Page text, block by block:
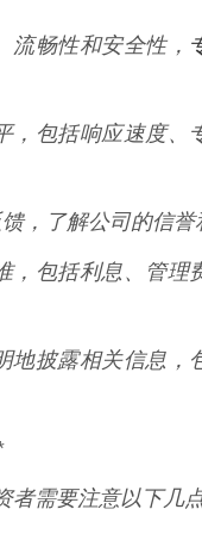
畅性和安全性，
包括响应速度、
，了解公司的信誉
包括利息、管理
披露相关信息，
需要注意以下几